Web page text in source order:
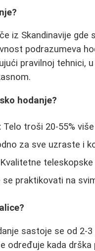
iz Skandinavije
podrazumeva
pravilnoj tehnici,
hodanje?
Telo troši 20-55%
za sve uzraste i
Kvalitetne
se praktikovati na
sastoje se od 2-
određuje kada